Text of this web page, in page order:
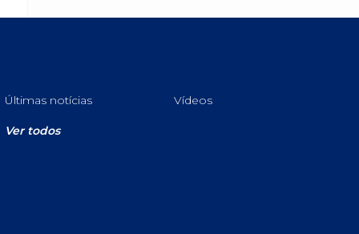
Últimas notícias Vídeos
Ver todos